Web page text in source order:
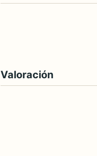
Valoración